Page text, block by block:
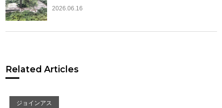
2026.06.16
Related Articles
ジョインアス